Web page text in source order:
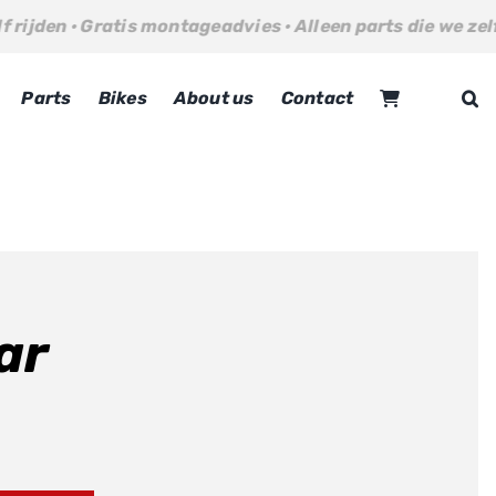
· Alleen parts die we zelf
Parts Bikes About us Contact